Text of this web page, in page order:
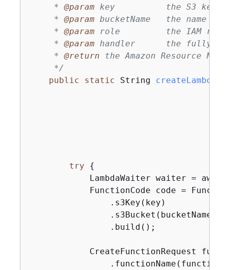
     *
@param key          the S3 key of
     *
@param bucketName   the name
     *
@param role         the IAM role
     *
@param handler      the fully
     *
@return the Amazon Resource
     */
public
static String
try
{
LambdaWaiter waiter =
FunctionCode code =
                .s3Key(key)
                .s3Bucket(bucketName)
                .build();
CreateFunctionRequest